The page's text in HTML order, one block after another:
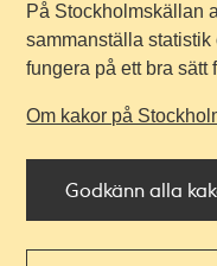
På Stockholmskällan
sammanställa
fungera på ett bra sätt
Om kakor på
Godkänn alla